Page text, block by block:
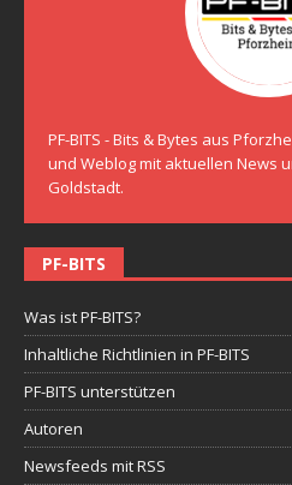
PF-BITS - Bits & Bytes aus
und Weblog mit aktuellen News
Goldstadt.
PF-BITS
Was ist PF-BITS?
Inhaltliche Richtlinien in PF-BITS
PF-BITS unterstützen
Autoren
Newsfeeds mit RSS